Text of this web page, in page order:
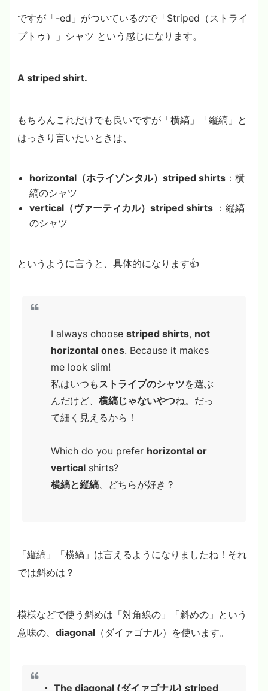
ですが「-ed」がついているので「Striped（ストライ
プトゥ）」シャツ という感じになります。
A striped shirt.
もちろんこれだけでも良いですが「横縞」「縦縞」と
はっきり言いたいときは、
horizontal（ホライゾンタル）striped shirts ：横
縞のシャツ
vertical（ヴァーティカル）striped shirts ：縦縞
のシャツ
というように言うと、具体的になります👍
I always choose striped shirts, not
horizontal ones. Because it makes
me look slim!
私はいつも ストライプのシャツを選ぶ
んだけど、 横縞じゃないやつね。だっ
て細く見えるから！
Which do you prefer horizontal or
vertical shirts?
横縞と縦縞 、どちらが好き？
「縦縞」「横縞」は言えるようになりましたね！それ
では斜めは？
模様などで使う斜めは「対角線の」「斜めの」という
意味の、 diagonal （ダイァゴナル）を使います。
・ The diagonal (ダイァゴナル) striped